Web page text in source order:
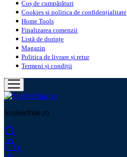
Coș de cumpărături
Cookies si politica de confidențialitate
Home Tools
Finalizarea comenzii
Listă de dorințe
Magazin
Politica de livrare și retur
Termeni și condiții
Sculeieftine.ro
0